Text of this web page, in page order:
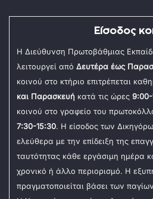
Είσοδος
Η Διεύθυνση Πρωτοβάθμιας
λειτουργεί από Δευτέρα έως
κοινού στο κτήριο επιτρέπεται
και Παρασκευή κατά τις ώρες 9:00-
κοινού στο γραφείο του
7:30-15:30. Η είσοδος των
ελεύθερα με την επίδειξη της
ταυτότητας κάθε εργάσιμη ημέρα
χρονικό ή άλλο περιορισμό. Η
πραγματοποιείται βάσει των